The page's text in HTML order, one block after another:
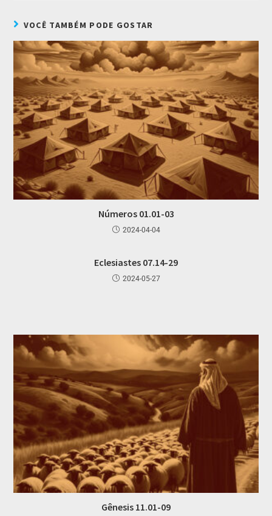
VOCÊ TAMBÉM PODE GOSTAR
Números 01.01-03
2024-04-04
Eclesiastes 07.14-29
2024-05-27
Gênesis 11.01-09